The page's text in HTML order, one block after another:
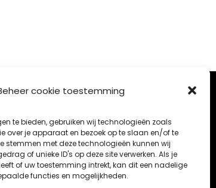
cookie toestemming
te bieden, gebruiken wij technologieën zoals
over je apparaat en bezoek op te slaan en/of te
stemmen met deze technologieën kunnen wij
of unieke ID's op deze site verwerken. Als je
of uw toestemming intrekt, kan dit een nadelige
functies en mogelijkheden.